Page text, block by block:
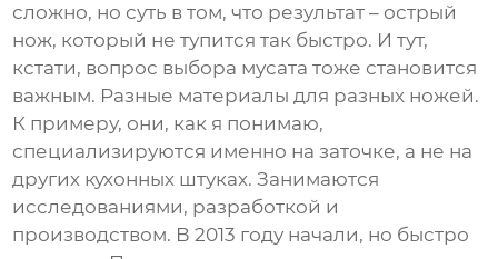
сложно, но суть в том, что результат – острый
нож, который не тупится так быстро. И тут,
кстати, вопрос выбора мусата тоже становится
важным. Разные материалы для разных ножей.
К примеру, они, как я понимаю,
специализируются именно на заточке, а не на
других кухонных штуках. Занимаются
исследованиями, разработкой и
производством. В 2013 году начали, но быстро